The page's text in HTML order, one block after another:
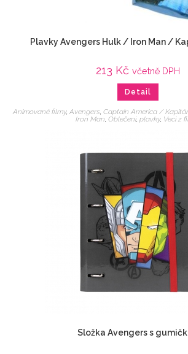
Plavky Avengers Hulk / Iron Man /
213 Kč včetně DPH
Detail
Animované filmy, Avengers Captain America /
Iron Man Oblečení, plavky, Veci z
Složka Avengers s